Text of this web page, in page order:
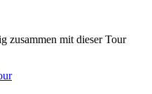
zusammen mit dieser Tour